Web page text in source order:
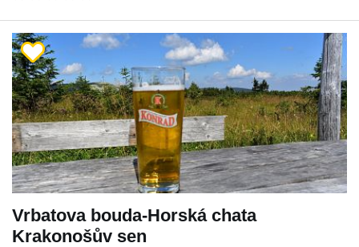
Vrbatova bouda-Horská chata
Krakonošův sen